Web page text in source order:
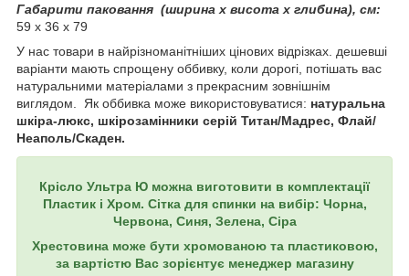
Габарити паковання (ширина х висота х глибина), см:
59 х 36 х 79
У нас товари в найрізноманітніших цінових відрізках. дешевші
варіанти мають спрощену оббивку, коли дорогі, потішать вас
натуральними матеріалами з прекрасним зовнішнім
виглядом. Як оббивка може використовуватися: натуральна
шкіра-люкс, шкірозамінники серій Титан/Мадрес, Флай/
Неаполь/Скаден.
Крісло Ультра Ю можна виготовити в комплектації
Пластик і Хром. Сітка для спинки на вибір: Чорна,
Червона, Синя, Зелена, Сіра
Хрестовина може бути хромованою та пластиковою,
за вартістю Вас зорієнтує менеджер магазину